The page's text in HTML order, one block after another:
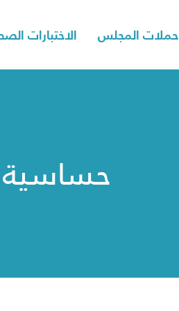
حملات المجلس الاختبارات
حساسية